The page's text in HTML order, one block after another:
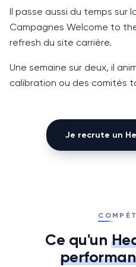
Il passe aussi du temps sur
Campagnes Welcome to
refresh du site carrière.
Une semaine sur deux, il
calibration ou des comités
Je recrute un
Ce qu'un